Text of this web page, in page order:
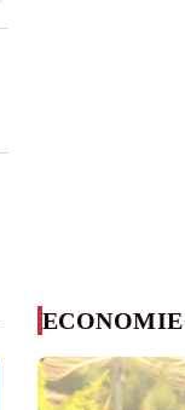
ECONOMIE